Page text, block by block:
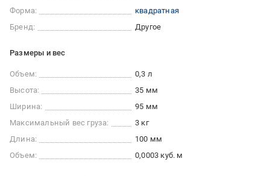
Форма:
квадратная
Бренд:
Другое
Размеры и вес
Объем:
0,3 л
Высота:
35 мм
Ширина:
95 мм
Максимальный вес груза:
3 кг
Длина:
100 мм
Объем:
0,0003 куб. м